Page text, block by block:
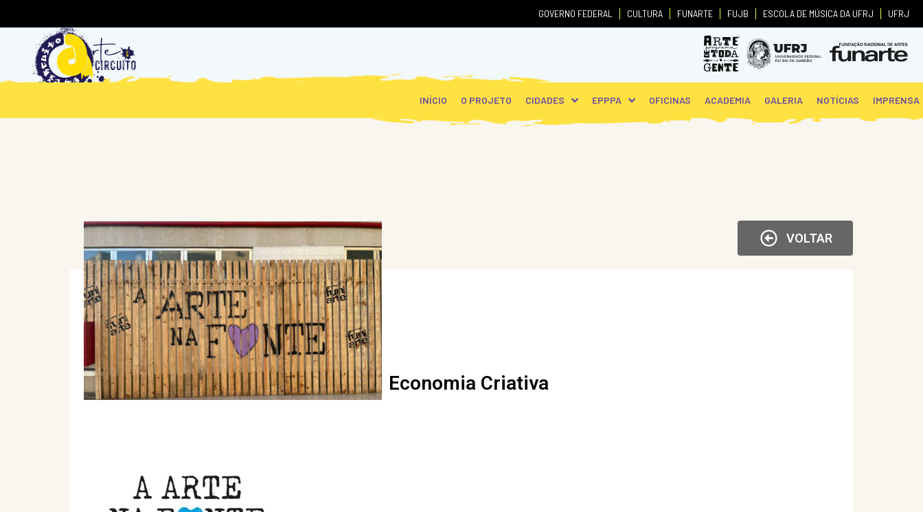
GOVERNO FEDERAL CULTURA FUNARTE FUJB ESCOLA DE MÚSICA DA UFRJ UFRJ
INÍCIO O PROJETO CIDADES EPPPA OFICINAS ACADEMIA GALERIA NOTÍCIAS IMPRENSA
VOLTAR
Economia Criativa